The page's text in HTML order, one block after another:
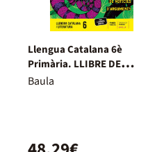
Llengua Catalana 6è
Primària. LLIBRE DE
L'ALUMNE
Baula